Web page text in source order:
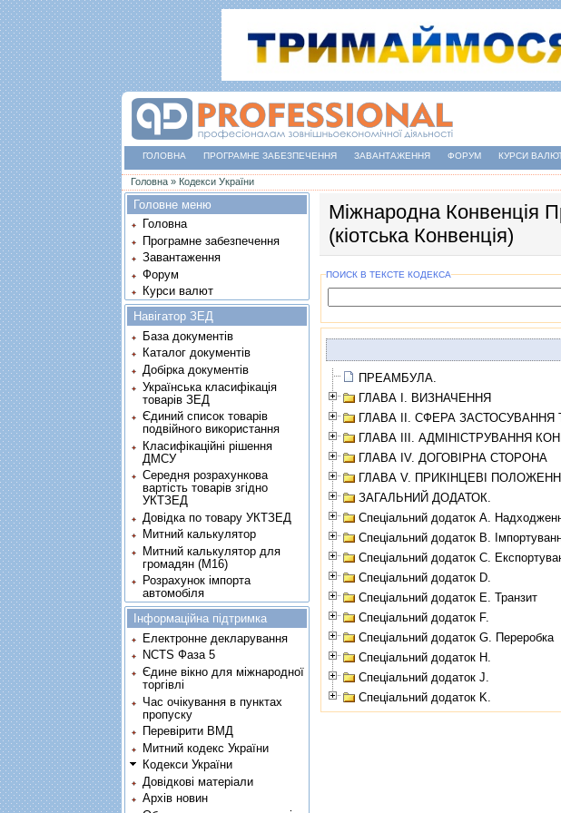
ГОЛОВНА ПРОГРАМНЕ ЗАБЕЗПЕЧЕННЯ ЗАВАНТАЖЕННЯ ФОРУМ КУРСИ
Ви є тут
Головна » Кодекси України
Мiжнародна Конвенцiя
(кiотська Конвенцiя)
ПОИСК В ТЕКСТЕ КОДЕКСА
ПРЕАМБУЛА.
ГЛАВА I. ВИЗНАЧЕННЯ
ГЛАВА II. СФЕРА ЗАСТОСУВАННЯ
ГЛАВА III. АДМIНIСТРУВАННЯ
ГЛАВА IV. ДОГОВIРНА СТОРОНА
ГЛАВА V. ПРИКIНЦЕВI
ЗАГАЛЬНИЙ ДОДАТОК.
Спецiальний додаток A.
Спецiальний додаток B.
Спецiальний додаток C.
Спецiальний додаток D.
Спецiальний додаток E. Транзит
Спецiальний додаток F.
Спецiальний додаток G. Переробка
Спецiальний додаток H.
Спецiальний додаток J.
Спецiальний додаток K.
Головне меню
Головна
Програмне забезпечення
Завантаження
Форум
Курси валют
Навігатор ЗЕД
База документів
Каталог документів
Добірка документів
Українська класифікація
товарів ЗЕД
Єдиний список товарів
подвійного використання
Класифікаційні рішення
ДМСУ
Середня розрахункова
вартість товарів згідно
УКТЗЕД
Довідка по товару УКТЗЕД
Митний калькулятор
Митний калькулятор для
громадян (М16)
Розрахунок імпорта
автомобіля
Інформаційна підтримка
Електронне декларування
NCTS Фаза 5
Єдине вікно для міжнародної
торгівлі
Час очікування в пунктах
пропуску
Перевірити ВМД
Митний кодекс України
Кодекси України
Довідкові матеріали
Архів новин